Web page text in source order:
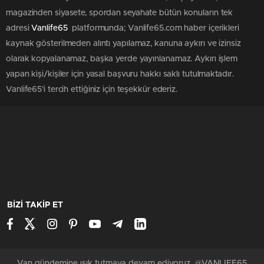
magazinden siyasete, spordan seyahate bütün konuların tek
adresi Vanlife65 platformunda; Vanlife65.com haber içerikleri
kaynak gösterilmeden alıntı yapılamaz, kanuna aykırı ve izinsiz
olarak kopyalanamaz, başka yerde yayınlanamaz. Aykırı işlem
yapan kişi/kişiler için yasal başvuru hakkı saklı tutulmaktadır.
Vanlife65'i tercih ettiğiniz için teşekkür ederiz.
BİZİ TAKİP ET